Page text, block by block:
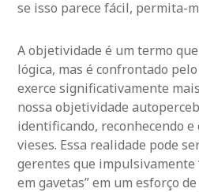
se isso parece fácil, permita-
A objetividade é um termo
lógica, mas é confrontado
exerce significativamente
nossa objetividade
identificando, reconhecendo e
vieses. Essa realidade pode
gerentes que impulsivamente
em gavetas” em um esforço